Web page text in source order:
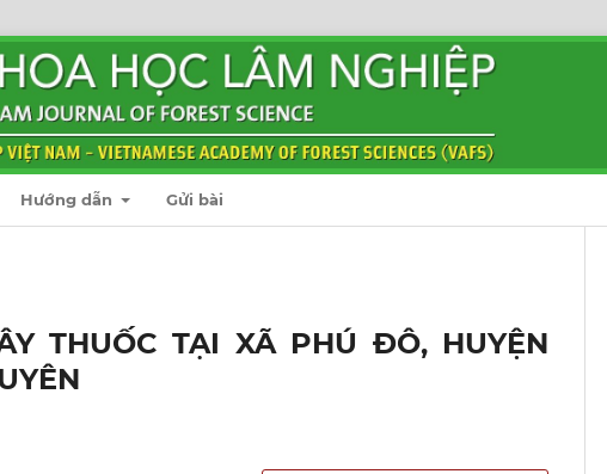
Hướng dẫn Gửi bài
THUỐC TẠI XÃ PHÚ ĐÔ, HUYỆN